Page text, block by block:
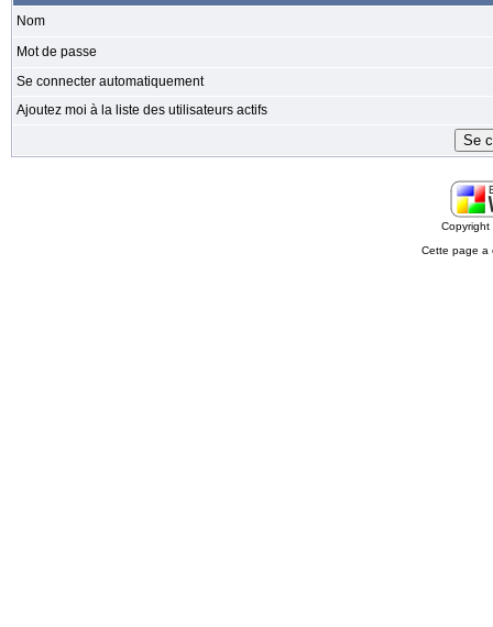
Nom
Mot de passe
Se connecter automatiquement
Ajoutez moi à la liste des utilisateurs actifs
Cette page a